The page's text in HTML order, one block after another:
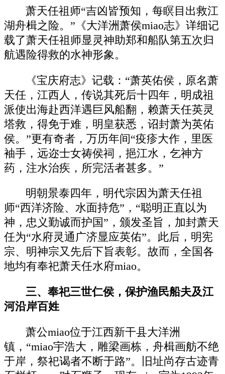
萧天任祖师“吉凶皆预知，每瞑目出救江
湖舟楫之险。”《大洋洲萧侯miao志》详细记
载了萧天任祖师显灵神助郑和船队第五次归
航遇险得救的水神形象。
《宝庆府志》记载：“萧英佑侯，原名萧
天任，江西人，传说其死后十四年，明成祖
派使出海赴西洋遇巨风船翻，赖萧天任英灵
塔救，得免于难，明皇获悉，诏封萧为英佑
侯。”更有奇者，万历年间“疫疹大作，里医
袖手，远迩士女祷侯祠，挹江水，乞神方
药，注水治疾，所完活者甚多。”
明朝景泰四年，明代宗因为萧天任祖
师“西洋济险、水面持危”，“聪明正直以为
神，忠义勤诚而护国”，颁发圣旨，加封萧天
任为“水府灵通广济显应英佑”。此后，明宪
宗、明神宗又先后下旨表彰。故而，全国各
地均有奉祀萧天任水府miao。
三、奉祀三世仁侯，保护渔民船夫及江
河沿岸百姓
萧公miao位于江西新干县大洋洲
镇，“miao宇浩大，雕梁画栋，舟楫画舫不绝
于岸，祭祀谒者不断于路”。旧址尚存古迹青